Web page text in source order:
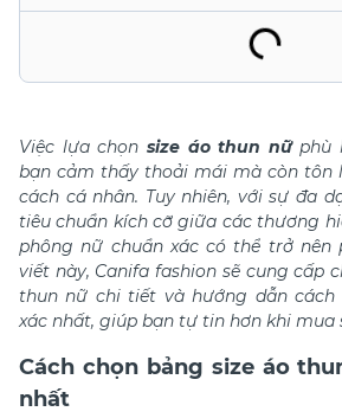
Việc lựa chọn size áo thun nữphù
bạn cảm thấy thoải mái mà còn tôn
cách cá nhân. Tuy nhiên, với sự đa
tiêu chuẩn kích cỡ giữa các thương
phông nữ chuẩn xác có thể trở nên
viết này, Canifa fashion sẽ cung cấp
thun nữ chi tiết và hướng dẫn cách
xác nhất, giúp bạn tự tin hơn khi mua
Cách chọn bảng size áo
nhất